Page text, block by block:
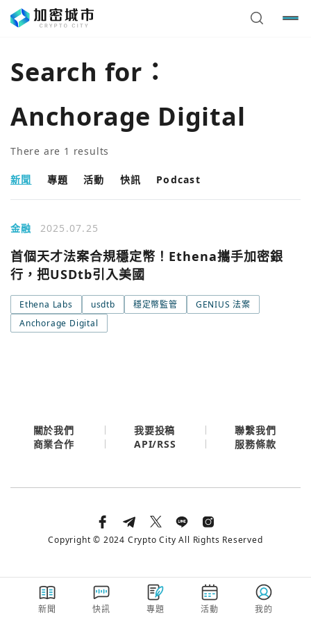
Search for：
Anchorage Digital
There are 1 results
新聞 專題 活動 快訊 Podcast
金融 2025.07.25
首個天才法案合規穩定幣！Ethena攜手加密銀
行，把USDtb引入美國
Ethena Labs usdtb 穩定幣監管
GENIUS 法案
Anchorage Digital
今日熱門
使用以下帳號繼續
Google
繼續表示您已同意 服務條款與隱私政策
您已閒置5分鐘，請點擊關閉按鈕或空白處，即可回到加密
城市
今日熱門
新聞 快訊 專題 活動 我的
關於我們 我要投稿
聯繫我們
商業合作
API/RSS 服務條款
Copyright © 2024 Crypto City All Rights Reserved